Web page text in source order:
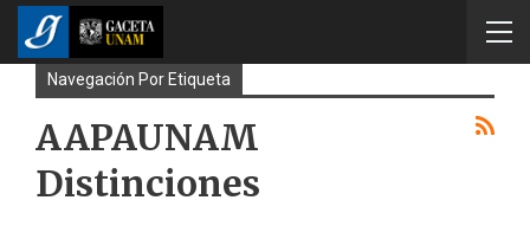
Navegación Por Etiqueta
AAPAUNAM
Distinciones